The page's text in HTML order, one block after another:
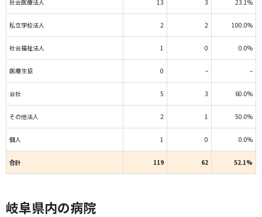
社会医療法人 13 3 23.1%
私立学校法人 2 2 100.0%
社会福祉法人 1 0 0.0%
医療生協 0 – –
会社 5 3 60.0%
その他法人 2 1 50.0%
個人 1 0 0.0%
合計 119 62 52.1%
岐阜県内の病院